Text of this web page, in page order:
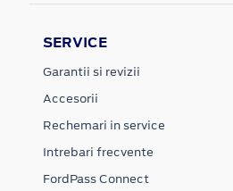
SERVICE
Garantii si revizii
Accesorii
Rechemari in service
Intrebari frecvente
FordPass Connect